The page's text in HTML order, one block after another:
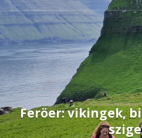
Feröer: vikingek,